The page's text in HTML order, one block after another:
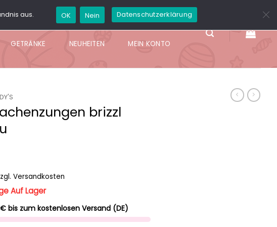
TAFFY
GETRÄNKE NEUHEITEN MEIN KONTO
brizzl
Versandkosten
Auf Lager
bis zum kostenlosen Versand (DE)
aus. OK Nein Datenschutzerklärung